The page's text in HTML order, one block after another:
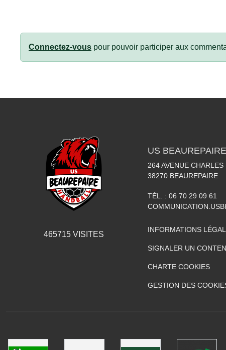
Connectez-vous pour pouvoir participer aux
465715 VISITES
US
264 AVENUE
38270 BEAUREPAIRE
TÉL. : 06 70 29 09 61
INFORMATIONS
SIGNALER UN
CHARTE COOKIES
GESTION DES